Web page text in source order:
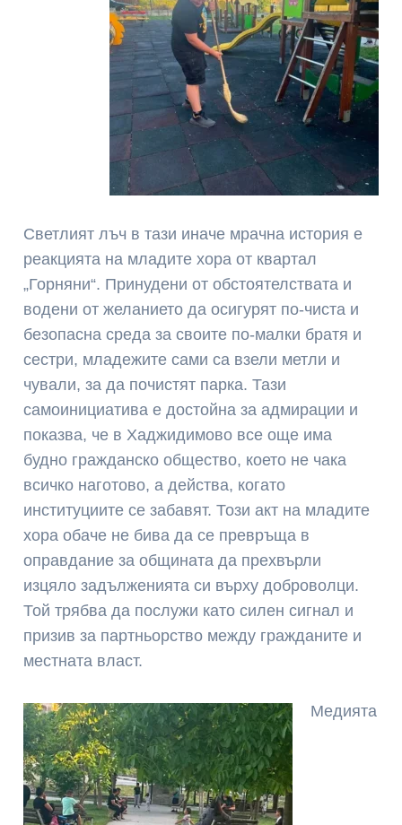
Светлият лъч в тази иначе мрачна история е
реакцията на младите хора от квартал
„Горняни“. Принудени от обстоятелствата и
водени от желанието да осигурят по-чиста и
безопасна среда за своите по-малки братя и
сестри, младежите сами са взели метли и
чували, за да почистят парка. Тази
самоинициатива е достойна за адмирации и
показва, че в Хаджидимово все още има
будно гражданско общество, което не чака
всичко наготово, а действа, когато
институциите се забавят. Този акт на младите
хора обаче не бива да се превръща в
оправдание за общината да прехвърли
изцяло задълженията си върху доброволци.
Той трябва да послужи като силен сигнал и
призив за партньорство между гражданите и
местната власт.
Медията